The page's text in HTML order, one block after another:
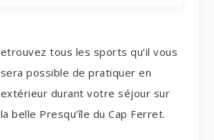
etrouvez tous les sports qu’il vous
sera possible de pratiquer en
extérieur durant votre séjour sur
la belle Presqu’île du Cap Ferret.